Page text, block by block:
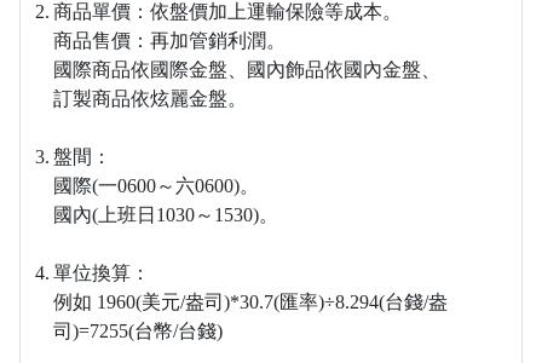
2. 商品單價：依盤價加上運輸保險等成本。
商品售價：再加管銷利潤。
國際商品依國際金盤、
國內飾品依國內金盤、
訂製商品依炫麗金盤。
3. 盤間：
國際(一0600～六0600)。
國內(上班日1030～1530)。
4. 單位換算：
例如 1960(美元/盎司)*30.7(匯率)÷8.294(台錢/盎
司)=7255(台幣/台錢)